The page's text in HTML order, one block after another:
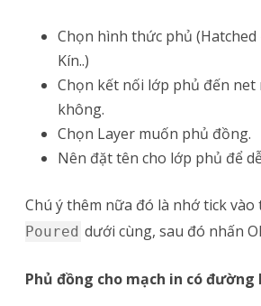
Chọn hình thức phủ (Hatched
Kín..)
Chọn kết nối lớp phủ đến net
không.
Chọn Layer muốn phủ đồng.
Nên đặt tên cho lớp phủ để
Chú ý thêm nữa đó là nhớ tick vào
Poured dưới cùng, sau đó nhấn
Phủ đồng cho mạch in có